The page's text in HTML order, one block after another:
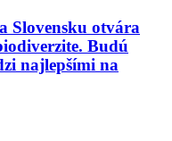
Slovensku otvára
Budú
najlepšími na